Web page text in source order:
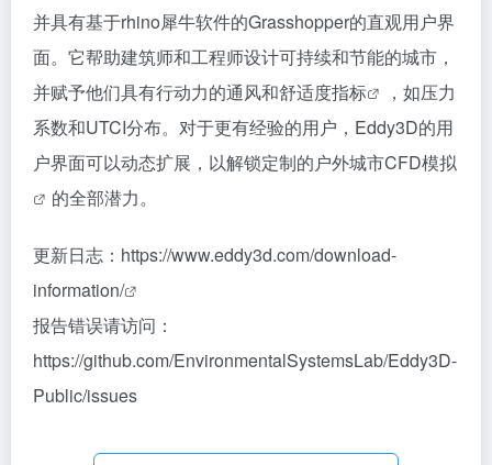
并具有基于rhino犀牛软件的Grasshopper的直观用户界
面。它帮助建筑师和工程师设计可持续和节能的城市，
并赋予他们具有行动力的通风和舒适度指标
，如压力
系数和UTCI分布。对于更有经验的用户，Eddy3D的用
户界面可以动态扩展，以解锁定制的户外城市CFD模拟
的全部潜力。
更新日志： https://www.eddy3d.com/download-
information/
报告错误请访问：
https://github.com/EnvironmentalSystemsLab/Eddy3D-
Public/issues